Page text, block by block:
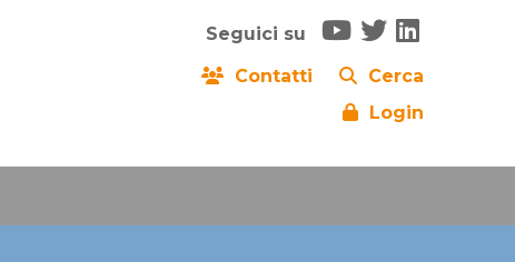
Seguici su
Contatti
Cerca
Login